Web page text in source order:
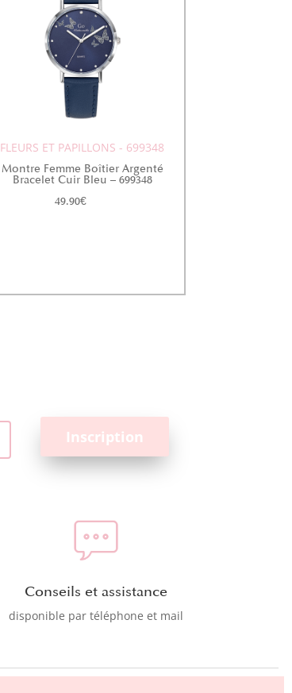
FLEURS ET PAPILLONS - 699348
Montre Femme Boîtier Argenté
Bracelet Cuir Bleu – 699348
49.90€
Conseils et assistance
disponible par téléphone et mail